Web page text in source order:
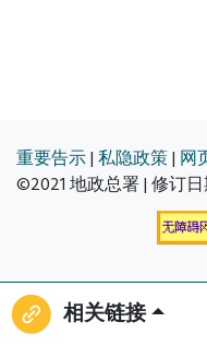
相关链接
重要告示| 私隐政策| 网
©2021 地政总署 | 修订日